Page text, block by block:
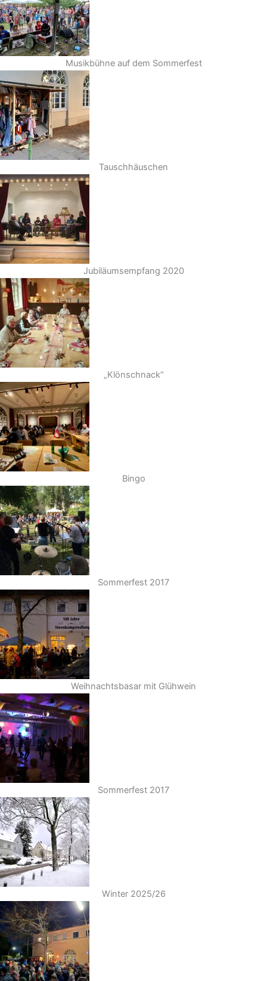
Musikbühne auf dem Sommerfest
Tauschhäuschen
Jubiläumsempfang 2020
„Klönschnack“
Bingo
Sommerfest 2017
Weihnachtsbasar mit Glühwein
Sommerfest 2017
Winter 2025/26